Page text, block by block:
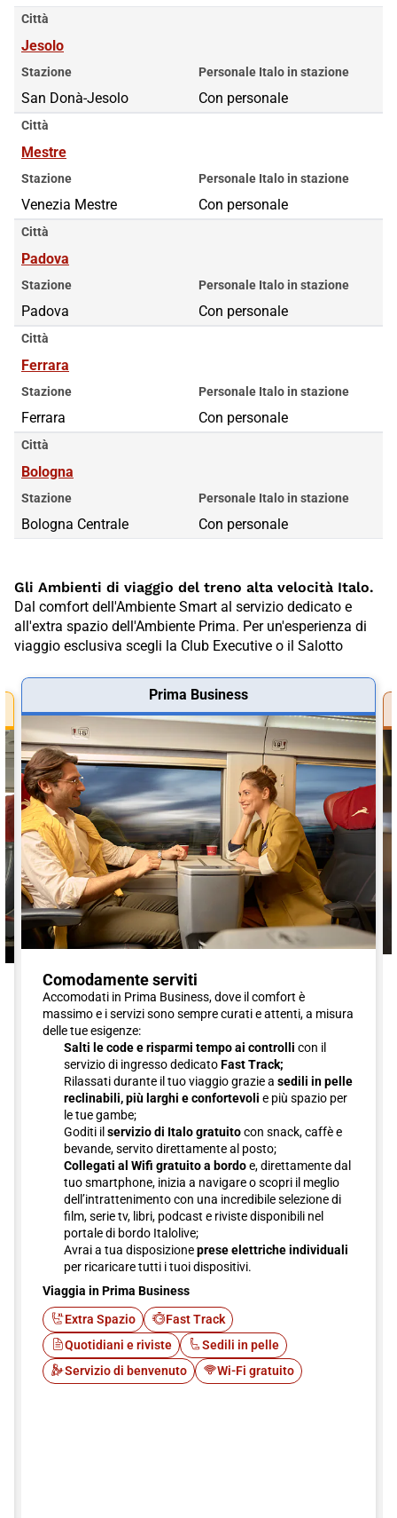
Città
Jesolo
Stazione
San Donà-Jesolo
Personale Italo in stazione
Con personale
Città
Mestre
Stazione
Venezia Mestre
Personale Italo in stazione
Con personale
Città
Padova
Stazione
Padova
Personale Italo in stazione
Con personale
Città
Ferrara
Stazione
Ferrara
Personale Italo in stazione
Con personale
Città
Bologna
Stazione
Bologna Centrale
Personale Italo in stazione
Con personale
Gli Ambienti di viaggio del treno alta velocità Italo.
Dal comfort dell'Ambiente Smart al servizio dedicato e
all'extra spazio dell'Ambiente Prima. Per un'esperienza di
viaggio esclusiva scegli la Club Executive o il Salotto
Prima Business
Comodamente serviti
Accomodati in Prima Business, dove il comfort è
massimo e i servizi sono sempre curati e attenti, a misura
delle tue esigenze:
Salti le code e risparmi tempo ai controlli con il
servizio di ingresso dedicatoFast Track;
Rilassati durante il tuo viaggio grazie a sedili in pelle
reclinabili, più larghi e confortevoli e più spazio per
le tue gambe;
Goditi il servizio di Italo gratuitocon snack, caffè e
bevande, servito direttamente al posto;
Collegati al Wifi gratuito a bordoe, direttamente dal
tuo smartphone, inizia a navigare o scopri il meglio
dell’intrattenimento con una incredibile selezione di
film, serie tv, libri, podcast e riviste disponibili nel
portale di bordo Italolive;
Avrai a tua disposizioneprese elettriche individuali
per ricaricare tutti i tuoi dispositivi.
Viaggia in Prima Business
Extra Spazio
Fast Track
Quotidiani e riviste
Sedili in pelle
Servizio di benvenuto
Wi-Fi gratuito